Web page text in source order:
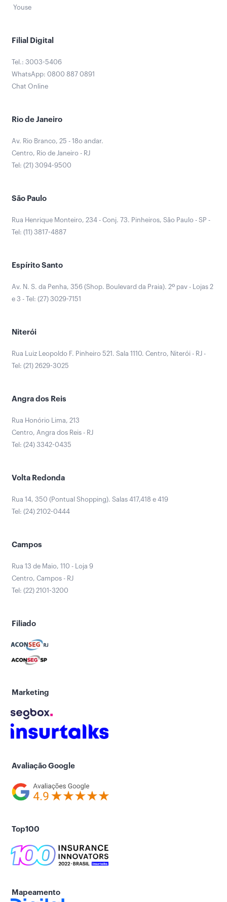
Youse
Filial Digital
Tel.: 3003-5406
WhatsApp: 0800 887 0891
Chat Online
Rio de Janeiro
Av. Rio Branco, 25 - 18o andar.
Centro, Rio de Janeiro - RJ
Tel: (21) 3094-9500
São Paulo
Rua Henrique Monteiro, 234 - Conj. 73. Pinheiros, São Paulo - SP -
Tel: (11) 3817-4887
Espírito Santo
Av. N. S. da Penha, 356 (Shop. Boulevard da Praia). 2º pav - Lojas 2
e 3 - Tel: (27) 3029-7151
Niterói
Rua Luiz Leopoldo F. Pinheiro 521. Sala 1110. Centro, Niterói - RJ -
Tel: (21) 2629-3025
Angra dos Reis
Rua Honório Lima, 213
Centro, Angra dos Reis - RJ
Tel: (24) 3342-0435
Volta Redonda
Rua 14, 350 (Pontual Shopping). Salas 417,418 e 419
Tel: (24) 2102-0444
Campos
Rua 13 de Maio, 110 - Loja 9
Centro, Campos - RJ
Tel: (22) 2101-3200
Filiado
Marketing
Avaliação Google
Top100
Mapeamento